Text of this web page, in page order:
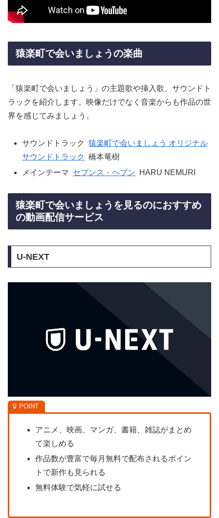
猿楽町で会いましょうの楽曲
「猿楽町で会いましょう」の主題歌や挿入歌、サウンドト
ラックを紹介します。映像だけでなく音楽からも作品の世
界を感じてみましょう。
サウンドトラック
猿楽町で会いましょう オリジナル
サウンドトラック 橋本竜樹
メインテーマ セブンス・ヘブン HARU NEMURI
猿楽町で会いましょうを見るのにおすすめ
の動画配信サービス
U-NEXT
アニメ、映画、マンガ、書籍、雑誌がまとめ
て楽しめる
作品数が豊富で毎月無料で配布されるポイン
トで新作も見られる
無料体験で気軽に試せる